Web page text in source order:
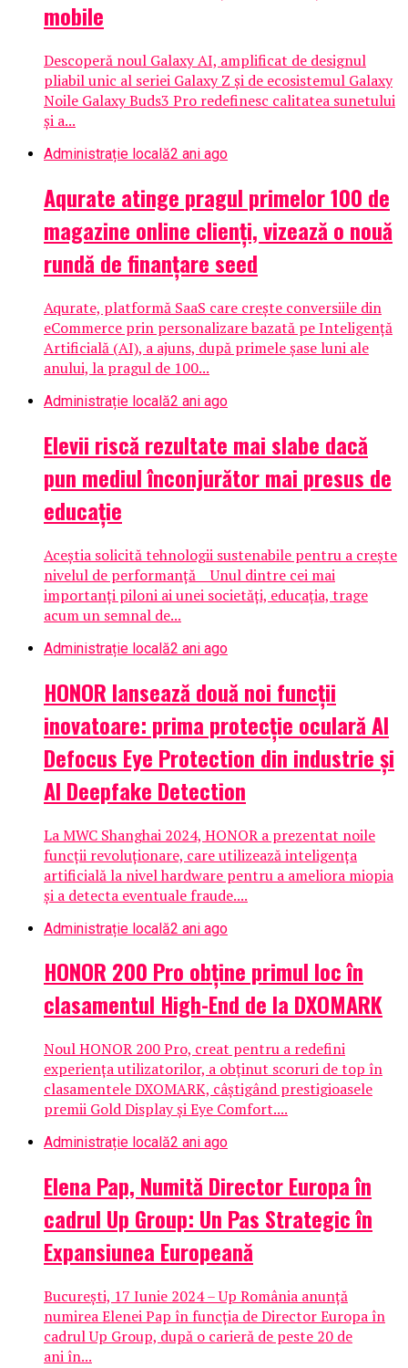
mobile
Descoperă noul Galaxy AI, amplificat de designul
pliabil unic al seriei Galaxy Z și de ecosistemul Galaxy
Noile Galaxy Buds3 Pro redefinesc calitatea sunetului
și a...
Administrație locală2 ani ago
Aqurate atinge pragul primelor 100 de
magazine online clienți, vizează o nouă
rundă de finanțare seed
Aqurate, platformă SaaS care crește conversiile din
eCommerce prin personalizare bazată pe Inteligenţă
Artificială (AI), a ajuns, după primele șase luni ale
anului, la pragul de 100...
Administrație locală2 ani ago
Elevii riscă rezultate mai slabe dacă
pun mediul înconjurător mai presus de
educație
Aceștia solicită tehnologii sustenabile pentru a crește
nivelul de performanță Unul dintre cei mai
importanți piloni ai unei societăți, educația, trage
acum un semnal de...
Administrație locală2 ani ago
HONOR lansează două noi funcții
inovatoare: prima protecție oculară AI
Defocus Eye Protection din industrie și
AI Deepfake Detection
La MWC Shanghai 2024, HONOR a prezentat noile
funcții revoluționare, care utilizează inteligența
artificială la nivel hardware pentru a ameliora miopia
și a detecta eventuale fraude....
Administrație locală2 ani ago
HONOR 200 Pro obține primul loc în
clasamentul High-End de la DXOMARK
Noul HONOR 200 Pro, creat pentru a redefini
experiența utilizatorilor, a obținut scoruri de top în
clasamentele DXOMARK, câștigând prestigioasele
premii Gold Display și Eye Comfort....
Administrație locală2 ani ago
Elena Pap, Numită Director Europa în
cadrul Up Group: Un Pas Strategic în
Expansiunea Europeană
București, 17 Iunie 2024 – Up România anunță
numirea Elenei Pap în funcția de Director Europa în
cadrul Up Group, după o carieră de peste 20 de
ani în...